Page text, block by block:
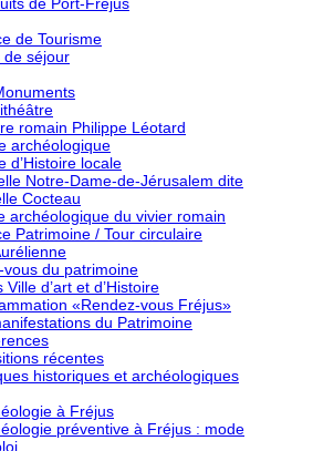
de Tourisme
de séjour
romain Philippe Léotard
archéologique
d’Histoire locale
Notre-Dame-de-Jérusalem dite
Cocteau
archéologique du vivier romain
Patrimoine / Tour circulaire
vous du patrimoine
Ville d’art et d’Histoire
«Rendez-vous Fréjus»
du Patrimoine
récentes
historiques et archéologiques
à Fréjus
préventive à Fréjus : mode